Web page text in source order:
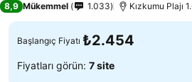
8,9 Mükemmel 1.033 Kızkumu Plajı
Başlangıç Fiyatı ₺2.454
Fiyatları görün: 7 site